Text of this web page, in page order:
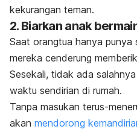
kekurangan teman.
2. Biarkan anak
Saat orangtua hanya punya
mereka cenderung
Sesekali, tidak ada
waktu sendirian di rumah.
Tanpa masukan terus-
akan mendorong